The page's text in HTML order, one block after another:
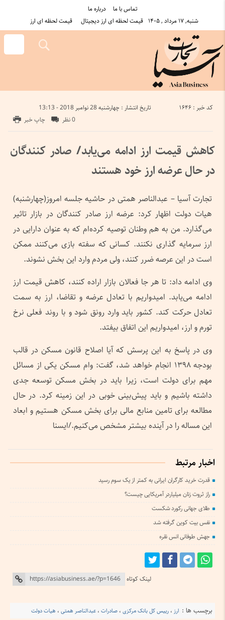
درباره ما
تماس با ما
شنبه, ۱۷ مرداد , ۱۴۰۵
قیمت لحظه ای ارز دیجیتال قیمت لحظه ای ارز
تاریخ انتشار : چهارشنبه 28 نوامبر 2018 - 13:13 کد خبر : 1646
چاپ خبر 0 نظر
کاهش قیمت ارز ادامه می‌یابد/ صادر کنندگان
در حال عرضه ارز خود هستند
تجارت آسیا – عبدالناصر همتی در حاشیه جلسه امروز(چهارشنبه)
هیات دولت اظهار کرد: عرضه ارز صادر کنندگان در بازار تاثیر
می‌گذارد. من به هم وطنان توصیه کرده‌ام که به عنوان دارایی در
ارز سرمایه گذاری نکنند. کسانی که سفته بازی می‌کنند ممکن
است در این عرصه ضرر کنند، ولی مردم وارد این بخش نشوند.
وی ادامه داد: تا هر جا فعالان بازار اراده کنند، کاهش قیمت ارز
ادامه می‌یابد. امیدواریم با تعادل عرضه و تقاضا، ارز به سمت
تعادل حرکت کند. کشور باید وارد رونق شود و با روند فعلی نرخ
تورم و ارز، امیدواریم این اتفاق بیفتد.
وی در پاسخ به این پرسش که آیا اصلاح قانون مسکن در قالب
بودجه ۱۳۹۸ انجام خواهد شد، گفت: وام مسکن یکی از مسائل
مهم برای دولت است، زیرا باید در بخش مسکن توسعه جدی
داشته باشیم و باید پیش‌بینی خوبی در این زمینه کرد. در حال
مطالعه برای تامین منابع مالی برای بخش مسکن هستیم و ابعاد
این مساله را در آینده بیشتر مشخص می‌کنیم./ایسنا
اخبار مرتبط
قدرت خرید کارگران ایرانی به کمتر از یک سوم رسید
راز ثروت زنان میلیاردر آمریکایی چیست؟
طلای جهانی رکورد شکست
نفس بیت کوین گرفته شد
جهش طوفانی انس نقره
لینک کوتاه
برچسب ها : ارز ، رییس کل بانک مرکزی ، صادرات ، عبدالناصر همتی ، هیات دولت